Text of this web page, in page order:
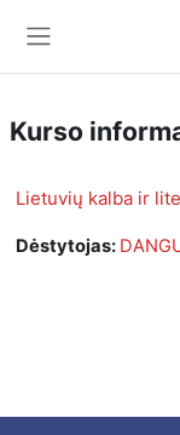
Kurso
Lietuvių kalba ir
Dėstytojas: